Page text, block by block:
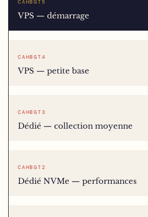
CAHBGT5
VPS — démarrage
CAHBGT4
VPS — petite base
CAHBGT3
Dédié — collection moyenne
CAHBGT2
Dédié NVMe — performances